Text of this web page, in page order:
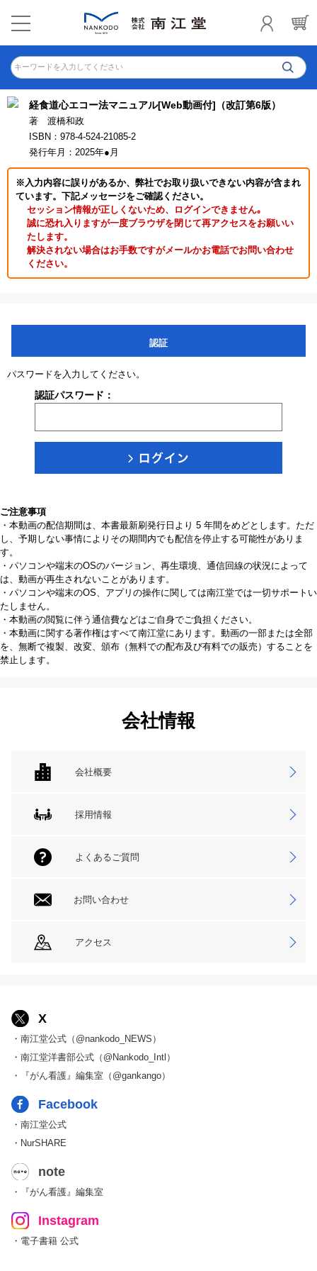
キーワードを入力してください
経食道心エコー法マニュアル[Web動画付]（改訂第6版）
著 渡橋和政
ISBN：978-4-524-21085-2
発行年月：2025年●月
※入力内容に誤りがあるか、弊社でお取り扱いできない内容が含まれ
ています。下記メッセージをご確認ください。
セッション情報が正しくないため、ログインできません｡
誠に恐れ入りますが一度ブラウザを閉じて再アクセスをお願いい
たします。
解決されない場合はお手数ですがメールかお電話でお問い合わせ
ください。
認証
パスワードを入力してください。
認証パスワード：
ご注意事項
・本動画の配信期間は、本書最新刷発行日より 5 年間をめどとします。ただ
し、予期しない事情によりその期間内でも配信を停止する可能性がありま
す。
・パソコンや端末のOSのバージョン、再生環境、通信回線の状況によって
は、動画が再生されないことがあります。
・パソコンや端末のOS、アプリの操作に関しては南江堂では一切サポートい
たしません。
・本動画の閲覧に伴う通信費などはご自身でご負担ください。
・本動画に関する著作権はすべて南江堂にあります。動画の一部または全部
を、無断で複製、改変、頒布（無料での配布及び有料での販売）することを
禁止します。
会社情報
会社概要
採用情報
よくあるご質問
お問い合わせ
アクセス
X
・南江堂公式（@nankodo_NEWS）
・南江堂洋書部公式（@Nankodo_Intl）
・『がん看護』編集室（@gankango）
Facebook
・南江堂公式
・NurSHARE
note
・『がん看護』編集室
Instagram
・電子書籍 公式